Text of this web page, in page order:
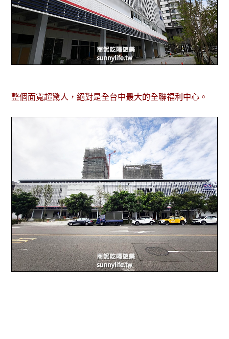
整個面寬超驚人，絕對是全台中最大的全聯福利中心。